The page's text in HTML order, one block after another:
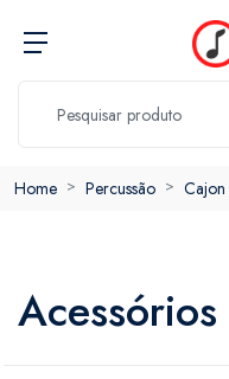
Home Percussão Cajon
Acessórios